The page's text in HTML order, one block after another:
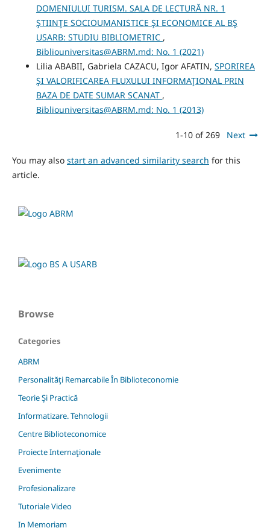
DOMENIULUI TURISM. SALA DE LECTURĂ NR. 1
ŞTIINŢE SOCIOUMANISTICE ŞI ECONOMICE AL BŞ
USARB: STUDIU BIBLIOMETRIC ,
Bibliouniversitas@ABRM.md: No. 1 (2021)
Lilia ABABII, Gabriela CAZACU, Igor AFATIN, SPORIREA
ŞI VALORIFICAREA FLUXULUI INFORMAŢIONAL PRIN
BAZA DE DATE SUMAR SCANAT ,
Bibliouniversitas@ABRM.md: No. 1 (2013)
1-10 of 269 Next
You may also start an advanced similarity search for this
article.
Browse
Categories
ABRM
Personalităţi Remarcabile În Biblioteconomie
Teorie Şi Practică
Informatizare. Tehnologii
Centre Biblioteconomice
Proiecte Internaţionale
Evenimente
Profesionalizare
Tutoriale Video
In Memoriam